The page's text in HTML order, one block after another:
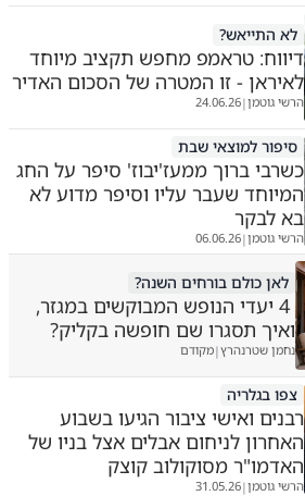
לא התייאש?
דיווח: טראמפ מחפש תקציב מיוחד
לאיראן - זו המטרה של הסכום האדיר
הרשי גוטמן|
24.06.26
סיפור למוצאי שבת
כשרבי ברוך ממעז'יבוז' סיפר על החג
המיוחד שעבר עליו וסיפר מדוע לא
בא לבקר
הרשי גוטמן|
06.06.26
לאן כולם בורחים השנה?
4 יעדי הנופש המבוקשים במגזר,
ואיך תסגרו שם חופשה בקליק?
נחמן שטרנהרץ|מקודם
צפו בגלריה
רבנים ואישי ציבור הגיעו בשבוע
האחרון לניחום אבלים אצל בניו של
האדמו"ר מסוקולוב קוצק
הרשי גוטמן|
31.05.26